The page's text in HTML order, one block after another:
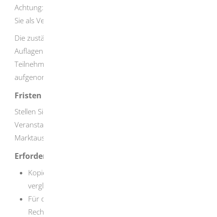
Achtung: Die Festsetzung des Wochenmarkts verpflichtet
Sie als Veranstalter zur Durchführung.
Die zuständige Behörde kann die Festsetzung mit
Auflagen verbinden
Teilnehmer. Auflagen können auch noch nachträglich
aufgenommen, geändert oder ergänzt werden.
Fristen
Stellen Sie den Antrag spätestens sechs Wochen vor
Veranstaltungsbeginn. Sofern es eine öffentliche
Marktausschreibung gibt, finden Sie die Antragsfrist dort.
Erforderliche Unterlagen
Kopie des Personalausweises oder eines
vergleichbaren Identifikationspapiers
Für den Nachweis zur unternehmerischen
Rechtsform: